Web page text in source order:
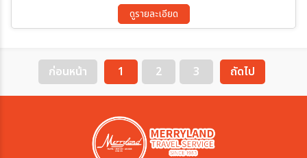
21 พ.ย. 69 - 29 พ.ย. 69
06 ธ.ค. 69 - 14 ธ.ค. 69
27 ธ.ค. 69 - 04 ม.ค. 70
31 ธ.ค. 69 - 08 ม.ค. 70
ดูรายละเอียด
ก่อนหน้า 1 2 3 ถัดไป